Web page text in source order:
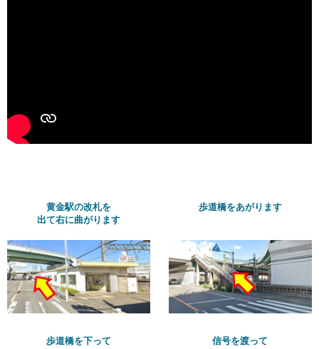
黄金駅の改札を
出て右に曲がります
歩道橋をあがります
歩道橋を下って
信号を渡って